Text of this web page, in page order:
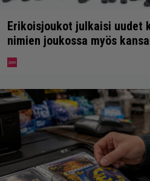
Erikoisjoukot julkaisi uudet
nimien joukossa myös